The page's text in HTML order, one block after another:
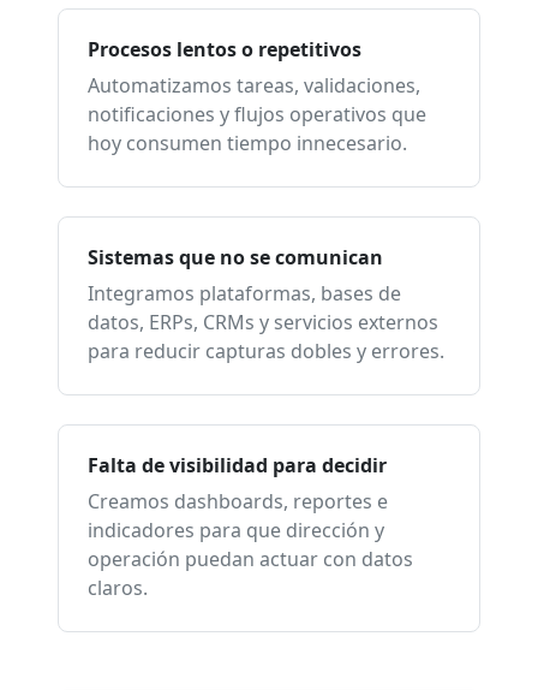
Procesos lentos o repetitivos
Automatizamos tareas, validaciones,
notificaciones y flujos operativos que
hoy consumen tiempo innecesario.
Sistemas que no se comunican
Integramos plataformas, bases de
datos, ERPs, CRMs y servicios externos
para reducir capturas dobles y errores.
Falta de visibilidad para decidir
Creamos dashboards, reportes e
indicadores para que dirección y
operación puedan actuar con datos
claros.